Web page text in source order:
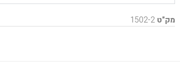
מק"ט 1502-2